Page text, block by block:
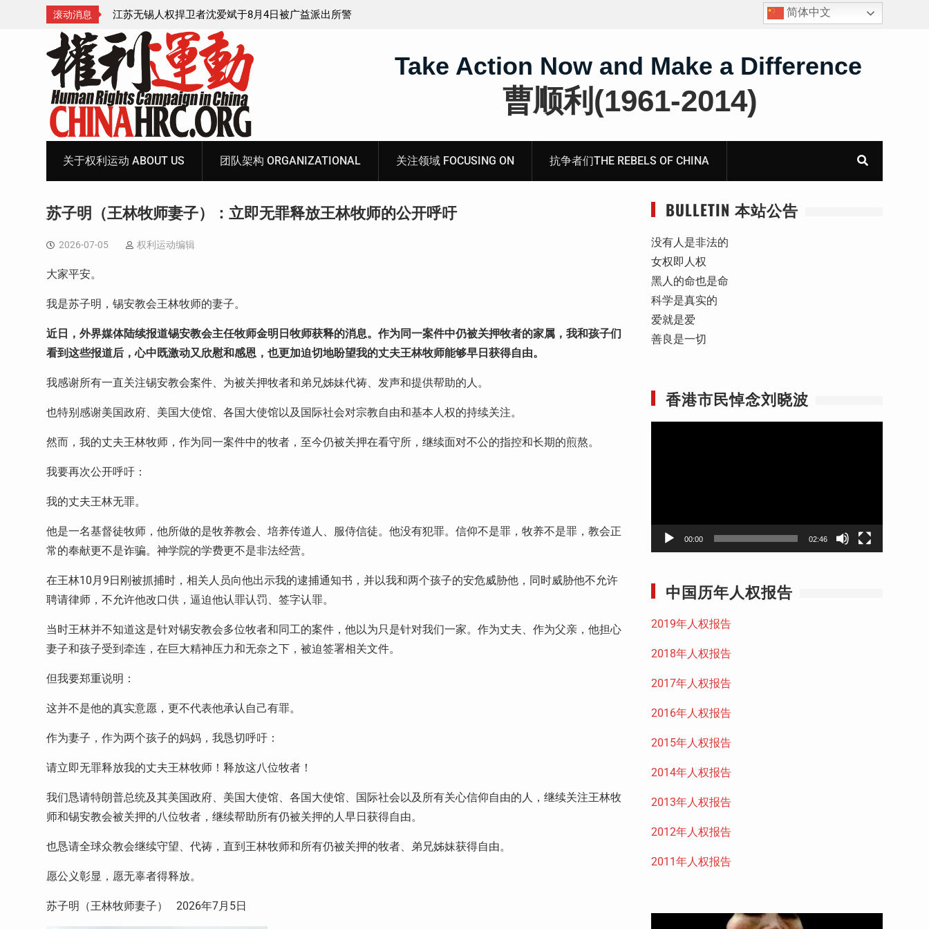
滚动消息
日被广益派出所警
带走后音信全无
武汉公民张毅于2026年7月28日被以“涉嫌煽动分裂国
家罪”执行逮捕 目前羁押在拉萨市看守所
获刑10年的“推墙大联盟案”任建平在永川监狱度过其62
简体中文
Take Action Now and Make a Difference
曹顺利(1961-2014)
关于权利运动 ABOUT US 团队架构 ORGANIZATIONAL 关注领域 FOCUSING ON 抗争者们THE REBELS OF CHINA
苏子明（王林牧师妻子）：立即无罪释放王林牧师的公开呼吁
2026-07-05 权利运动编辑
大家平安。
我是苏子明，锡安教会王林牧师的妻子。
近日，外界媒体陆续报道锡安教会主任牧师金明日牧师获释的消息。作为同一案件中仍被关押牧者的家属，我和孩子们
看到这些报道后，心中既激动又欣慰和感恩，也更加迫切地盼望我的丈夫王林牧师能够早日获得自由。
我感谢所有一直关注锡安教会案件、为被关押牧者和弟兄姊妹代祷、发声和提供帮助的人。
也特别感谢美国政府、美国大使馆、各国大使馆以及国际社会对宗教自由和基本人权的持续关注。
然而，我的丈夫王林牧师，作为同一案件中的牧者，至今仍被关押在看守所，继续面对不公的指控和长期的煎熬。
我要再次公开呼吁：
我的丈夫王林无罪。
他是一名基督徒牧师，他所做的是牧养教会、培养传道人、服侍信徒。他没有犯罪。信仰不是罪，牧养不是罪，教会正
常的奉献更不是诈骗。神学院的学费更不是非法经营。
在王林10月 9 日刚被抓捕时，相关人员向他出示我的逮捕通知书，并以我和两个孩子的安危威胁他，同时威胁他不允许
聘请律师，不允许他改口供，逼迫他认罪认罚、签字认罪。
当时王林并不知道这是针对锡安教会多位牧者和同工的案件，他以为只是针对我们一家。作为丈夫、作为父亲，他担心
妻子和孩子受到牵连，在巨大精神压力和无奈之下，被迫签署相关文件。
但我要郑重说明：
这并不是他的真实意愿，更不代表他承认自己有罪。
作为妻子，作为两个孩子的妈妈，我恳切呼吁：
请立即无罪释放我的丈夫王林牧师！释放这八位牧者！
我们恳请特朗普总统及其美国政府、美国大使馆、各国大使馆、国际社会以及所有关心信仰自由的人，继续关注王林牧
师和锡安教会被关押的八位牧者，继续帮助所有仍被关押的人早日获得自由。
也恳请全球众教会继续守望、代祷，直到王林牧师和所有仍被关押的牧者、弟兄姊妹获得自由。
愿公义彰显，愿无辜者得释放。
苏子明（王林牧师妻子） 2026年7月 5日
BULLETIN 本站公告
没有人是非法的
女权即人权
黑人的命也是命
科学是真实的
爱就是爱
善良是一切
香港市民悼念刘晓波
00:00 02:46
中国历年人权报告
2019年人权报告
2018年人权报告
2017年人权报告
2016年人权报告
2015年人权报告
2014年人权报告
2013年人权报告
2012年人权报告
2011年人权报告